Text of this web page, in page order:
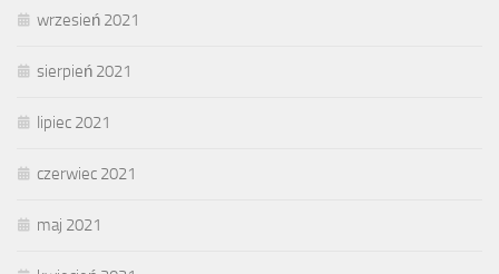
wrzesień 2021
sierpień 2021
lipiec 2021
czerwiec 2021
maj 2021